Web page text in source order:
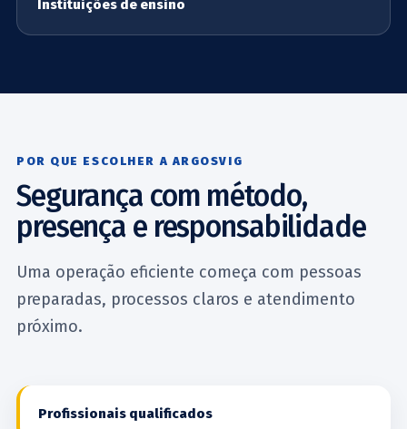
Instituições de ensino
POR QUE ESCOLHER A ARGOSVIG
Segurança com método,
presença e responsabilidade
Uma operação eficiente começa com pessoas
preparadas, processos claros e atendimento
próximo.
Profissionais qualificados